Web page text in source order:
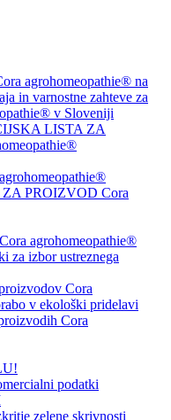
agrohomeopathie® na
in varnostne zahteve za
v Sloveniji
LISTA ZA
PROIZVOD Cora
agrohomeopathie®
za izbor ustreznega
Cora
v ekološki pridelavi
Cora
podatki
zelene skrivnosti